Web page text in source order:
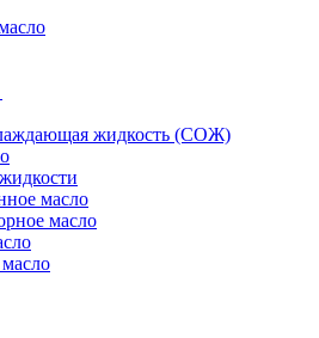
жидкость (СОЖ)
масло
масло